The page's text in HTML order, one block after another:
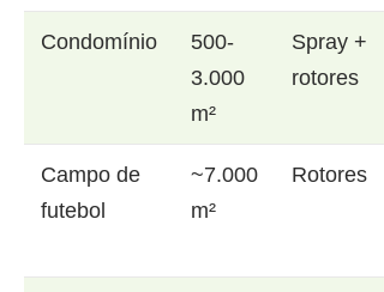
Condomínio
500-
3.000
m²
Spray +
rotores
Campo de
futebol
~7.000
m²
Rotores